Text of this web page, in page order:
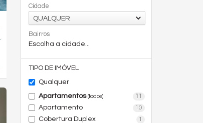
Cidade
QUALQUER
Bairros
Escolha a cidade...
TIPO DE IMÓVEL
Qualquer
Apartamentos(todos) 11
Apartamento 10
Cobertura Duplex 1